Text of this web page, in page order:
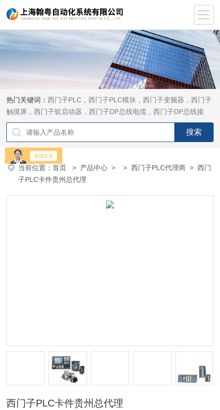
热门关键词：西门子PLC，西门子PLC模块，西门子变频器，西门子
触摸屏，西门子软启动器，西门子DP总线电缆，西门子DP总线接
头，西门子CP通讯网卡，西门子数控系统及停产备件
当前位置：首页 > 产品中心 > >西门子PLC代理商 > 西门
子PLC卡件贵州总代理
西门子PLC卡件贵州总代理